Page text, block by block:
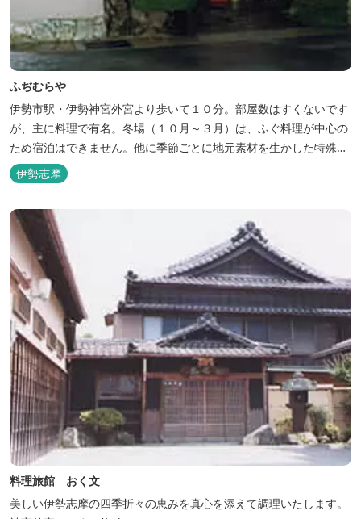
ふぢむらや
伊勢市駅・伊勢神宮外宮より歩いて１０分。部屋数はすくないです
が、主に料理で有名。冬場（１０月～３月）は、ふぐ料理が中心の
ため宿泊はできません。他に季節ごとに地元素材を生かした特殊料
理もお楽しみ頂けます。
伊勢志摩
料理旅館 おく文
美しい伊勢志摩の四季折々の恵みを真心を添えて調理いたします。